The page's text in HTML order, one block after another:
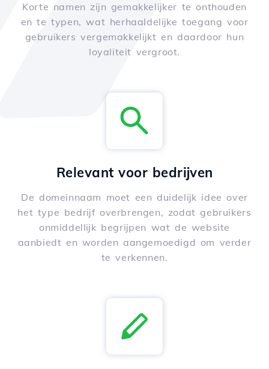
Korte namen zijn gemakkelijker te onthouden
en te typen, wat herhaaldelijke toegang voor
gebruikers vergemakkelijkt en daardoor hun
loyaliteit vergroot.
Relevant voor bedrijven
De domeinnaam moet een duidelijk idee over
het type bedrijf overbrengen, zodat gebruikers
onmiddellijk begrijpen wat de website
aanbiedt en worden aangemoedigd om verder
te verkennen.